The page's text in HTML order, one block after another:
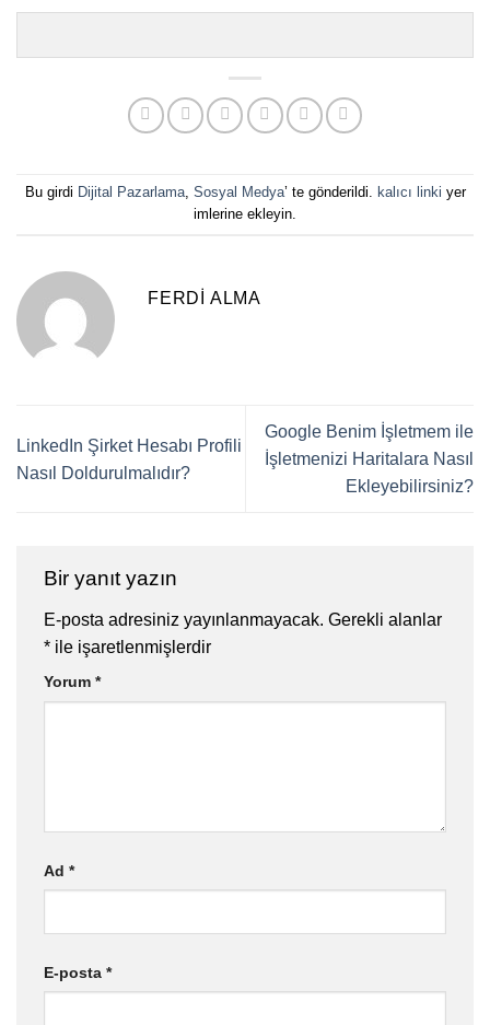
Bu girdi Dijital Pazarlama, Sosyal Medya’ te gönderildi. kalıcı linki yer
imlerine ekleyin.
FERDI ALMA
LinkedIn Şirket Hesabı Profili
Nasıl Doldurulmalıdır?
Google Benim İşletmem ile
İşletmenizi Haritalara Nasıl
Ekleyebilirsiniz?
Bir yanıt yazın
E-posta adresiniz yayınlanmayacak. Gerekli alanlar
* ile işaretlenmişlerdir
Yorum *
Ad *
E-posta *